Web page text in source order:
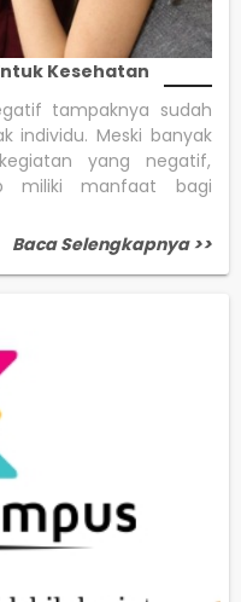
Kesehatan
tampaknya sudah
individu. Meski banyak
yang negatif,
miliki manfaat bagi
Baca Selengkapnya >>